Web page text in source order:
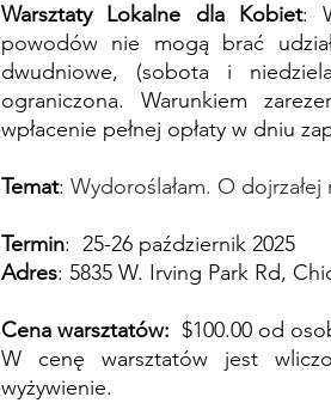
Warsztaty Lokalne dla Kobiet:
powodów nie mogą brać
dwudniowe, (sobota i
ograniczona. Warunkiem
wpłacenie pełnej opłaty w dniu
Temat: Wydoroślałam. O
Termin:  25-26 październik 2025
Adres: 5835 W. Irving Park Rd,
Cena warsztatów: $100.00 od
W cenę warsztatów jest
wyżywienie.